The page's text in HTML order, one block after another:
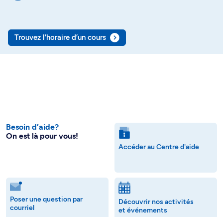
Trouvez l’horaire d’un cours
Besoin d’aide?
On est là pour vous!
Accéder au Centre d'aide
Poser une question par
courriel
Découvrir nos activités
et événements